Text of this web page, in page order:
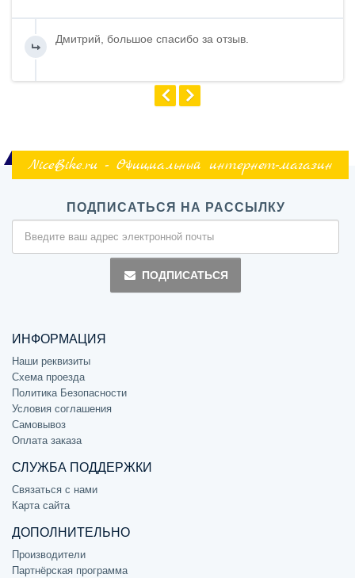
Дмитрий, большое спасибо за отзыв.
NiceBike.ru - Официальный интернет-магазин
ПОДПИСАТЬСЯ НА РАССЫЛКУ
ПОДПИСАТЬСЯ
ИНФОРМАЦИЯ
Наши реквизиты
Схема проезда
Политика Безопасности
Условия соглашения
Самовывоз
Оплата заказа
СЛУЖБА ПОДДЕРЖКИ
Связаться с нами
Карта сайта
ДОПОЛНИТЕЛЬНО
Производители
Партнёрская программа